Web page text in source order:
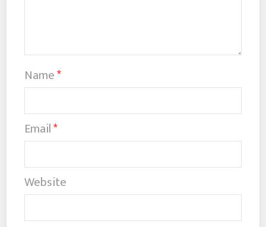
Name*
Email*
Website